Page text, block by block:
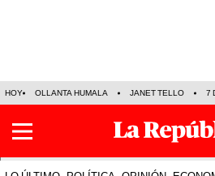
HOY OLLANTA HUMALA JANET TELLO 7